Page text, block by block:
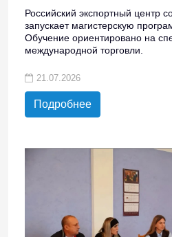
Российский экспортный центр
запускает магистерскую
Обучение ориентировано на
международной торговли.
21.07.2026
Подробнее